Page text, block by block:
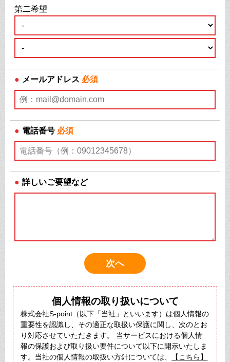
第二希望
● メールアドレス 必須
● 電話番号 必須
● 詳しいご要望など
個人情報の取り扱いについて
株式会社S-point（以下「当社」といいます）は個人情報の
重要性を認識し、その適正な取扱い保護に関し、次のとお
り対応させていただきます。 当サービスにおける個人情
報の保護および取り扱い要件について以下に開示いたしま
す。当社の個人情報の取扱い方針については、
【こちら】